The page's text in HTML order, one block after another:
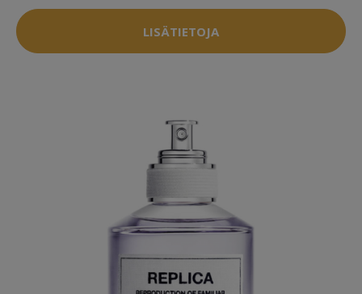
LISÄTIETOJA